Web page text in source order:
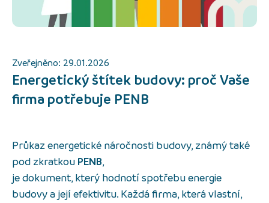
Energetický štítek budovy: proč Vaše
firma potřebuje PENB
Zveřejněno: 29.01.2026
Průkaz energetické náročnosti budovy, známý také
pod zkratkou PENB,
je dokument, který hodnotí spotřebu energie
budovy a její efektivitu. Každá firma, která vlastní,